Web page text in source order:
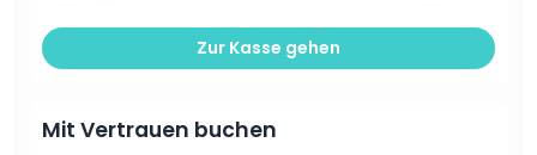
Zur Kasse gehen
Mit Vertrauen buchen